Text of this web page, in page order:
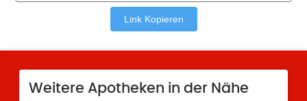
Link Kopieren
Weitere Apotheken in der Nähe